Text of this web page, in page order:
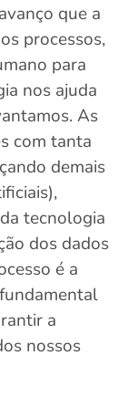
que a
processos,
para
nos ajuda
As
com tanta
demais
tecnologia
dos dados
é a
a
nossos